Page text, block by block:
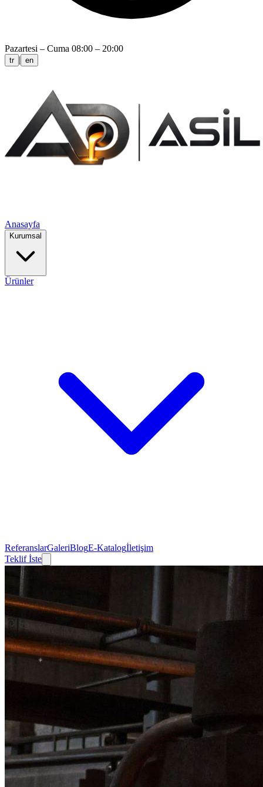
Pazartesi – Cuma 08:00 – 20:00
tr | en
Anasayfa
Kurumsal
Ürünler
ReferanslarGaleriBlogE-Katalogİletişim
Teklif İste